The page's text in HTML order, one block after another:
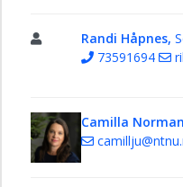
Randi Håpnes,
73591694
Camilla